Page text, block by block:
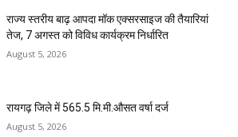
राज्य स्तरीय बाढ़ आपदा मॉक एक्सरसाइज की तैयारियां
तेज, 7 अगस्त को विविध कार्यक्रम निर्धारित
August 5, 2026
रायगढ़ जिले में 565.5 मि.मी.औसत वर्षा दर्ज
August 5, 2026